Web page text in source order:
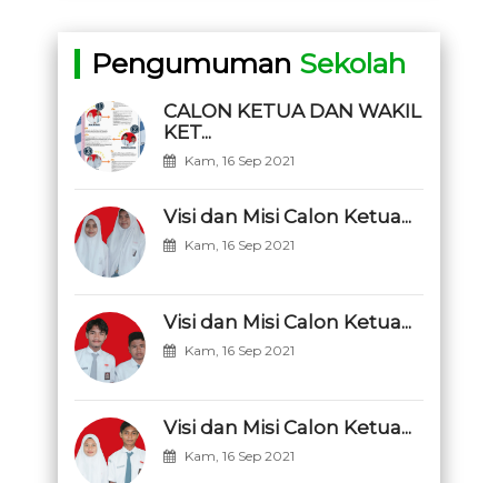
Pengumuman Sekolah
CALON KETUA DAN WAKIL
KET...
Kam, 16 Sep 2021
Visi dan Misi Calon Ketua...
Kam, 16 Sep 2021
Visi dan Misi Calon Ketua...
Kam, 16 Sep 2021
Visi dan Misi Calon Ketua...
Kam, 16 Sep 2021